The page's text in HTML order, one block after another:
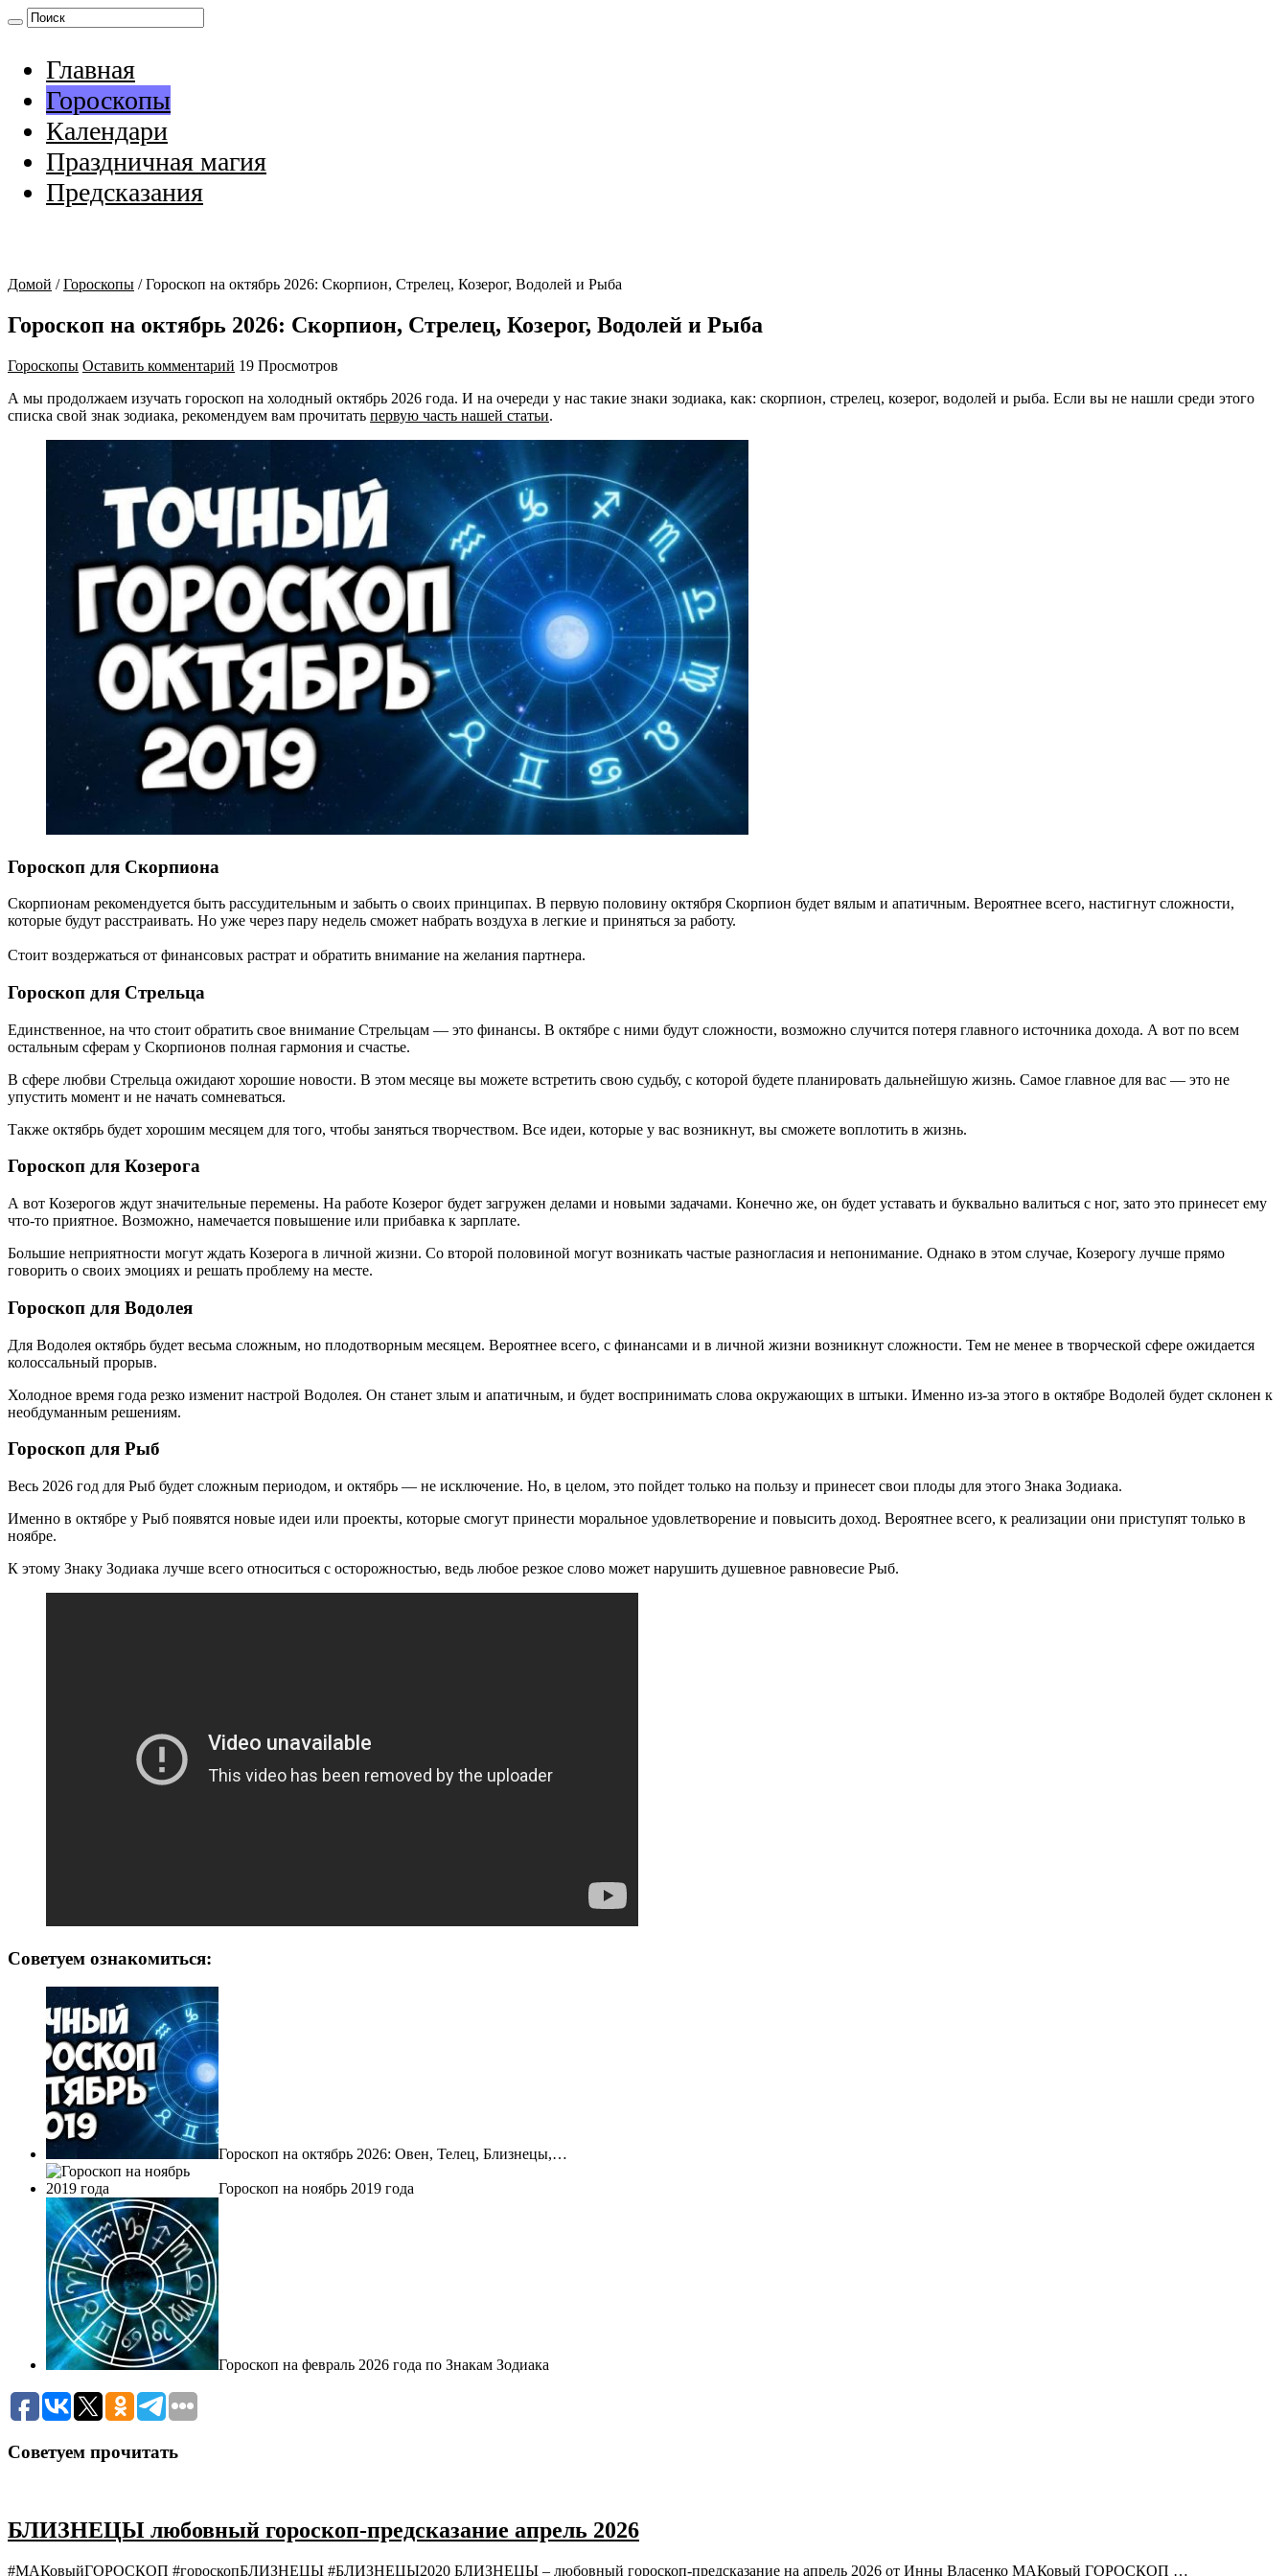
Главная
Гороскопы
Календари
Праздничная магия
Предсказания
Домой / Гороскопы / Гороскоп на октябрь 2026: Скорпион, Стрелец, Козерог, Водолей и Рыба
Гороскоп на октябрь 2026: Скорпион, Стрелец, Козерог, Водолей и Рыба
Гороскопы Оставить комментарий 19 Просмотров
А мы продолжаем изучать гороскоп на холодный октябрь 2026 года. И на очереди у нас такие знаки зодиака, как: скорпион, стрелец, козерог, водолей и рыба. Если вы не нашли среди этого
списка свой знак зодиака, рекомендуем вам прочитать первую часть нашей статьи.
Гороскоп для Скорпиона
Скорпионам рекомендуется быть рассудительным и забыть о своих принципах. В первую половину октября Скорпион будет вялым и апатичным. Вероятнее всего, настигнут сложности,
которые будут расстраивать. Но уже через пару недель сможет набрать воздуха в легкие и приняться за работу.
Стоит воздержаться от финансовых растрат и обратить внимание на желания партнера.
Гороскоп для Стрельца
Единственное, на что стоит обратить свое внимание Стрельцам — это финансы. В октябре с ними будут сложности, возможно случится потеря главного источника дохода. А вот по всем
остальным сферам у Скорпионов полная гармония и счастье.
В сфере любви Стрельца ожидают хорошие новости. В этом месяце вы можете встретить свою судьбу, с которой будете планировать дальнейшую жизнь. Самое главное для вас — это не
упустить момент и не начать сомневаться.
Также октябрь будет хорошим месяцем для того, чтобы заняться творчеством. Все идеи, которые у вас возникнут, вы сможете воплотить в жизнь.
Гороскоп для Козерога
А вот Козерогов ждут значительные перемены. На работе Козерог будет загружен делами и новыми задачами. Конечно же, он будет уставать и буквально валиться с ног, зато это принесет ему
что-то приятное. Возможно, намечается повышение или прибавка к зарплате.
Большие неприятности могут ждать Козерога в личной жизни. Со второй половиной могут возникать частые разногласия и непонимание. Однако в этом случае, Козерогу лучше прямо
говорить о своих эмоциях и решать проблему на месте.
Гороскоп для Водолея
Для Водолея октябрь будет весьма сложным, но плодотворным месяцем. Вероятнее всего, с финансами и в личной жизни возникнут сложности. Тем не менее в творческой сфере ожидается
колоссальный прорыв.
Холодное время года резко изменит настрой Водолея. Он станет злым и апатичным, и будет воспринимать слова окружающих в штыки. Именно из-за этого в октябре Водолей будет склонен к
необдуманным решениям.
Гороскоп для Рыб
Весь 2026 год для Рыб будет сложным периодом, и октябрь — не исключение. Но, в целом, это пойдет только на пользу и принесет свои плоды для этого Знака Зодиака.
Именно в октябре у Рыб появятся новые идеи или проекты, которые смогут принести моральное удовлетворение и повысить доход. Вероятнее всего, к реализации они приступят только в
ноябре.
К этому Знаку Зодиака лучше всего относиться с осторожностью, ведь любое резкое слово может нарушить душевное равновесие Рыб.
Советуем ознакомиться:
Гороскоп на октябрь 2026: Овен, Телец, Близнецы,…
Гороскоп на ноябрь 2019 года
Гороскоп на февраль 2026 года по Знакам Зодиака
Советуем прочитать
БЛИЗНЕЦЫ любовный гороскоп-предсказание апрель 2026
#МАКовыйГОРОСКОП #гороскопБЛИЗНЕЦЫ #БЛИЗНЕЦЫ2020 БЛИЗНЕЦЫ – любовный гороскоп-предсказание на апрель 2026 от Инны Власенко МАКовый ГОРОСКОП …